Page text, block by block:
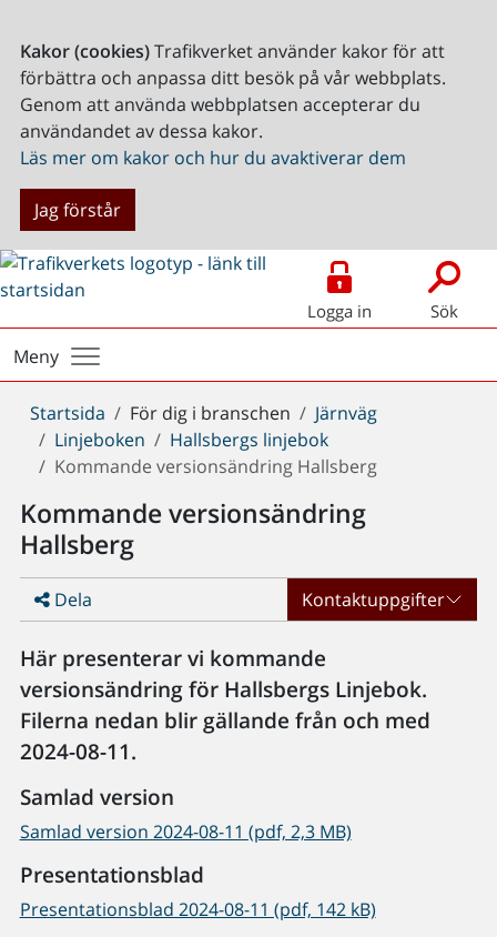
Kakor (cookies)Trafikverket använder kakor för att
förbättra och anpassa ditt besök på vår webbplats.
Genom att använda webbplatsen accepterar du
användandet av dessa kakor.
Läs mer om kakor och hur du avaktiverar dem
Jag förstår
Logga in Sök
Meny
Du
är
här:
Startsida För dig i branschen
Järnväg
Linjeboken
Hallsbergs linjebok
Kommande versionsändring Hallsberg
Kommande versionsändring
Hallsberg
Dela Kontaktuppgifter
Här presenterar vi kommande
versionsändring för Hallsbergs Linjebok.
Filerna nedan blir gällande från och med
2024-08-11.
Samlad version
Samlad version 2024-08-11 (pdf, 2,3 MB)
Presentationsblad
Presentationsblad 2024-08-11 (pdf, 142 kB)